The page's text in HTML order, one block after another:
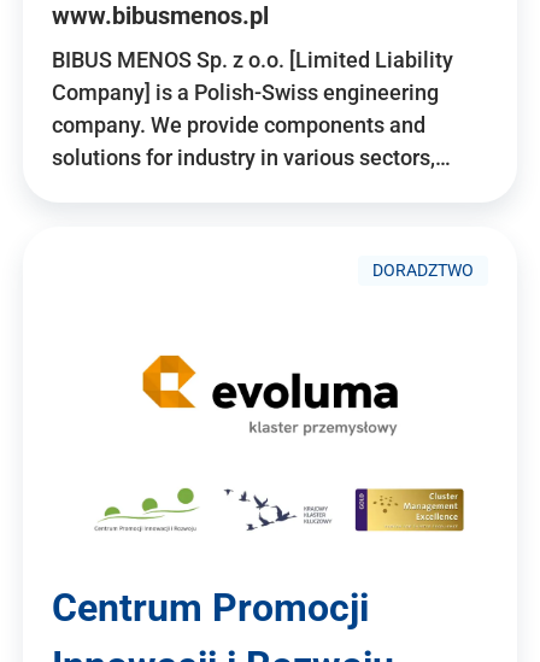
www.bibusmenos.pl
BIBUS MENOS Sp. z o.o. [Limited Liability
Company] is a Polish-Swiss engineering
company. We provide components and
solutions for industry in various sectors,…
DORADZTWO
Centrum Promocji